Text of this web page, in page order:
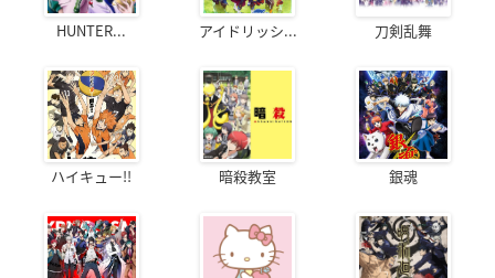
HUNTER... アイドリッシ... 刀剣乱舞
ハイキュー!! 暗殺教室 銀魂